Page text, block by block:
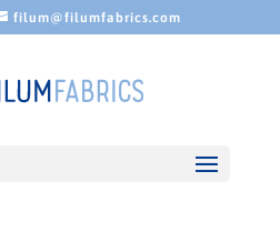
filum@filumfabrics.com